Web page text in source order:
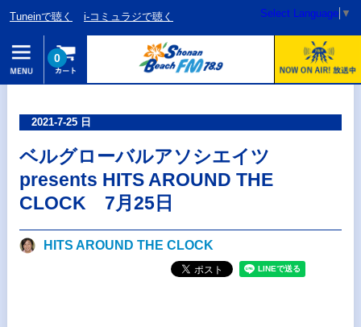
Tuneinで聴く i-コミュラジで聴く Select Language ▼
0
2021-7-25 日
ベルグローバルアソシエイツ
presents HITS AROUND THE
CLOCK 7月25日
HITS AROUND THE CLOCK